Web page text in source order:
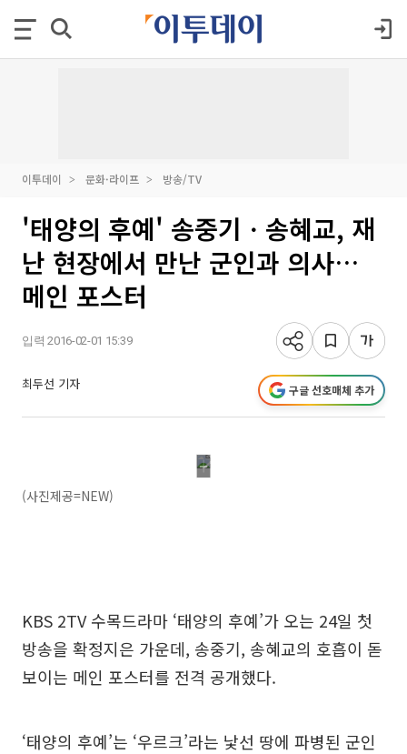
이투데이 문화·라이프 방송/TV
'태양의 후예' 송중기ㆍ송혜교, 재
난 현장에서 만난 군인과 의사…
메인 포스터
입력 2016-02-01 15:39
최두선 기자 구글 선호매체 추가
(사진제공=NEW)
KBS 2TV 수목드라마 ‘태양의 후예’가 오는 24일 첫
방송을 확정지은 가운데, 송중기, 송혜교의 호흡이 돋
보이는 메인 포스터를 전격 공개했다.
‘태양의 후예’는 ‘우르크’라는 낯선 땅에 파병된 군인